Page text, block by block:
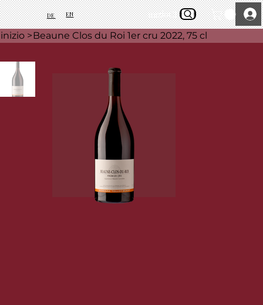
DE EN inizioChi siamo
inizio > Beaune Clos du Roi 1er cru 2022, 75 cl